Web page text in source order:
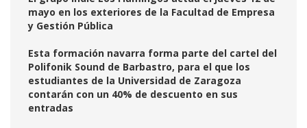
mayo en los exteriores de la Facultad de Empresa
y Gestión Pública
Esta formación navarra forma parte del cartel del
Polifonik Sound de Barbastro, para el que los
estudiantes de la Universidad de Zaragoza
contarán con un 40% de descuento en sus
entradas